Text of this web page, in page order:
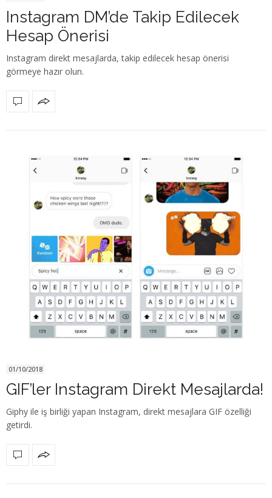
Instagram DM’de Takip Edilecek
Hesap Önerisi
Instagram direkt mesajlarda, takip edilecek hesap önerisi
görmeye hazır olun.
01/10/2018
GIF’ler Instagram Direkt Mesajlarda!
Giphy ile iş birliği yapan Instagram, direkt mesajlara GIF özelliği
getirdi.